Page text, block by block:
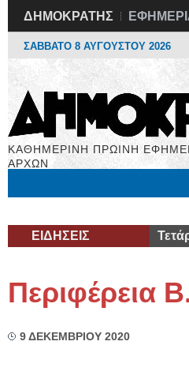
ΔΗΜΟΚΡΑΤΗΣ
ΣΑΒΒΑΤΟ 8 ΑΥΓΟΥΣΤΟΥ 2026
ΚΑΘΗΜΕΡΙΝΗ ΠΡΩΙΝΗ
ΑΡΧΩΝ
ΕΙΔΗΣΕΙΣ
Περιφέρεια
9 ΔΕΚΕΜΒΡΙΟΥ 2020